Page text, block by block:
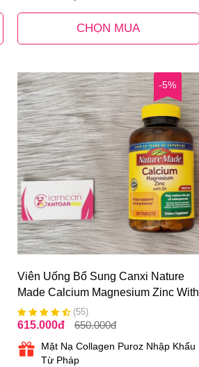
CHỌN MUA
-5%
Viên Uống Bổ Sung Canxi Nature
Made Calcium Magnesium Zinc With
Vitamin D3 Của Mỹ
(55)
615.000đ 650.000đ
Mặt Nạ Collagen Puroz Nhập Khẩu
Từ Pháp